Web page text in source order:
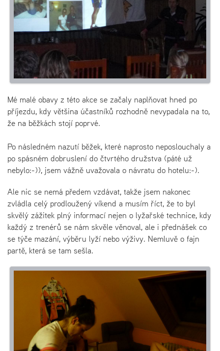
Mé malé obavy z této akce se začaly naplňovat hned po
příjezdu, kdy většina účastníků rozhodně nevypadala na to,
že na běžkách stojí poprvé.
Po následném nazutí běžek, které naprosto neposlouchaly a
po spásném dobruslení do čtvrtého družstva (páté už
nebylo:-)), jsem vážně uvažovala o návratu do hotelu:-).
Ale nic se nemá předem vzdávat, takže jsem nakonec
zvládla celý prodloužený víkend a musím říct, že to byl
skvělý zážitek plný informací nejen o lyžařské technice, kdy
každý z trenérů se nám skvěle věnoval, ale i přednášek co
se týče mazání, výběru lyží nebo výživy. Nemluvě o fajn
partě, která se tam sešla.